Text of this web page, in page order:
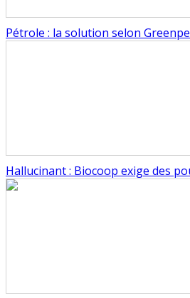
Pétrole : la solution selon
Hallucinant : Biocoop exige des